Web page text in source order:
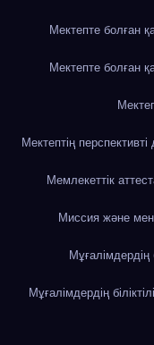
Мектепте болған
Мектепте болған
Мектептің
Мемлекеттік
Миссия және
Мұғалімдердің
Мұғалімдердің